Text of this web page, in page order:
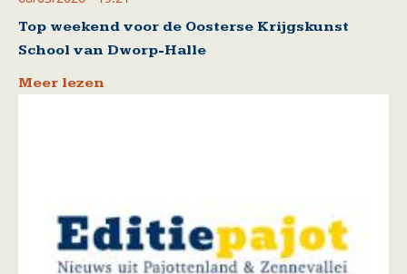
Top weekend voor de Oosterse Krijgskunst
School van Dworp-Halle
Meer lezen